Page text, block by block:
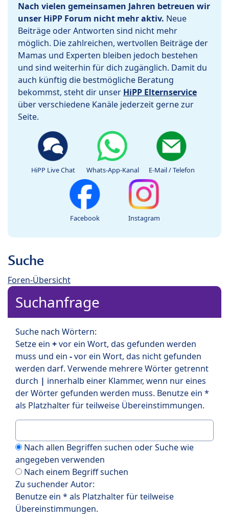
Nach vielen gemeinsamen Jahren betreuen wir
unser HiPP Forum nicht mehr aktiv. Neue
Beiträge oder Antworten sind nicht mehr
möglich. Die zahlreichen, wertvollen Beiträge der
Mamas und Experten bleiben jedoch bestehen
und sind weiterhin für dich zugänglich. Damit du
auch künftig die bestmögliche Beratung
bekommst, steht dir unser HiPP Elternservice
über verschiedene Kanäle jederzeit gerne zur
Seite.
HiPP Live Chat Whats-App-Kanal E-Mail / Telefon
Facebook Instagram
Suche
Foren-Übersicht
Suchanfrage
Suche nach Wörtern:
Setze ein +vor ein Wort, das gefunden werden
muss und ein -vor ein Wort, das nicht gefunden
werden darf. Verwende mehrere Wörter getrennt
durch | innerhalb einer Klammer, wenn nur eines
der Wörter gefunden werden muss. Benutze ein *
als Platzhalter für teilweise Übereinstimmungen.
Nach allen Begriffen suchen oder Suche wie
angegeben verwenden
Nach einem Begriff suchen
Zu suchender Autor:
Benutze ein * als Platzhalter für teilweise
Übereinstimmungen.